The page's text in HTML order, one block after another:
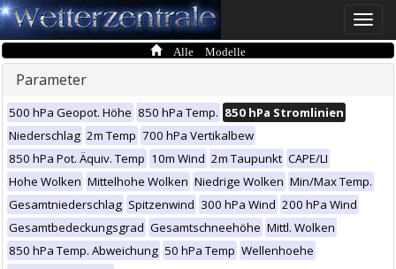
Toggle
Alle Modelle
Parameter
500 hPa Geopot. Höhe 850 hPa Temp. 850 hPa Stromlinien
Niederschlag 2m Temp 700 hPa Vertikalbew
850 hPa Pot. Äquiv. Temp 10m Wind 2m Taupunkt CAPE/LI
Hohe Wolken Mittelhohe Wolken Niedrige Wolken Min/Max Temp.
Gesamtniederschlag Spitzenwind 300 hPa Wind 200 hPa Wind
Gesamtbedeckungsgrad Gesamtschneehöhe Mittl. Wolken
850 hPa Temp. Abweichung 50 hPa Temp Wellenhoehe